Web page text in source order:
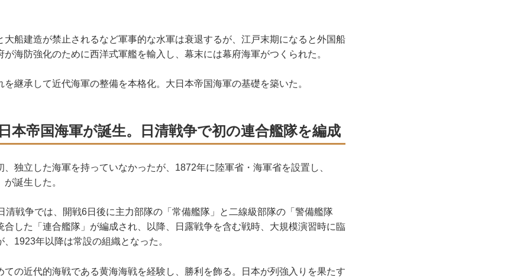
船建造が禁止されるなど軍事的な水軍は衰退するが、江戸末期になると外国船
が海防強化のために西洋式軍艦を輸入し、幕末には幕府海軍がつくられた。
継承して近代海軍の整備を本格化。大日本帝国海軍の基礎を築いた。
本帝国海軍が誕生。日清戦争で初の連合艦隊を編成
独立した海軍を持っていなかったが、1872年に陸軍省・海軍省を設置し、
誕生した。
戦争では、開戦6日後に主力部隊の「常備艦隊」と二線級部隊の「警備艦隊
合した「連合艦隊」が編成され、以降、日露戦争を含む戦時、大規模演習時に臨
1923年以降は常設の組織となった。
の近代的海戦である黄海海戦を経験し、勝利を飾る。日本が列強入りを果たす